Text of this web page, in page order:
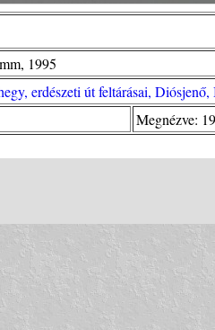
1995
erdészeti út feltárásai,
Megnézve: